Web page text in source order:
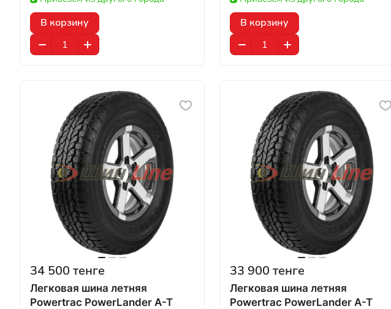
В корзину В корзину
34 500 тенге
Легковая шина летняя
Powertrac PowerLander A-T
33 900 тенге
Легковая шина летняя
Powertrac PowerLander A-T